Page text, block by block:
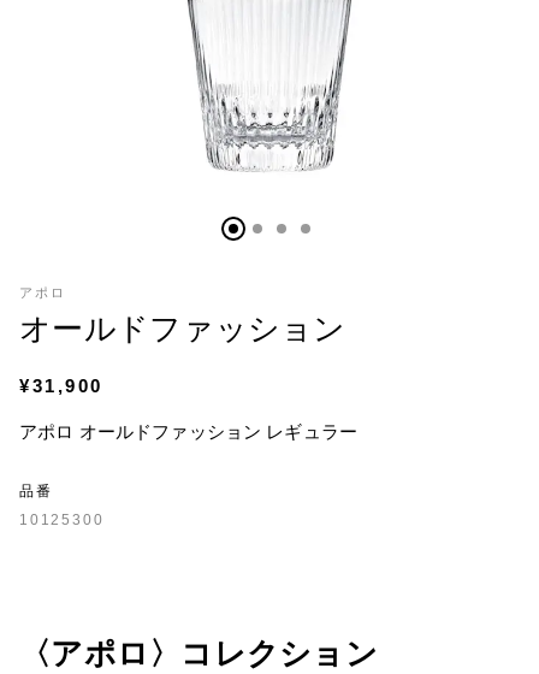
アポロ
オールドファッション
¥31,900
アポロ オールドファッション レギュラー
品番
10125300
〈アポロ〉コレクション